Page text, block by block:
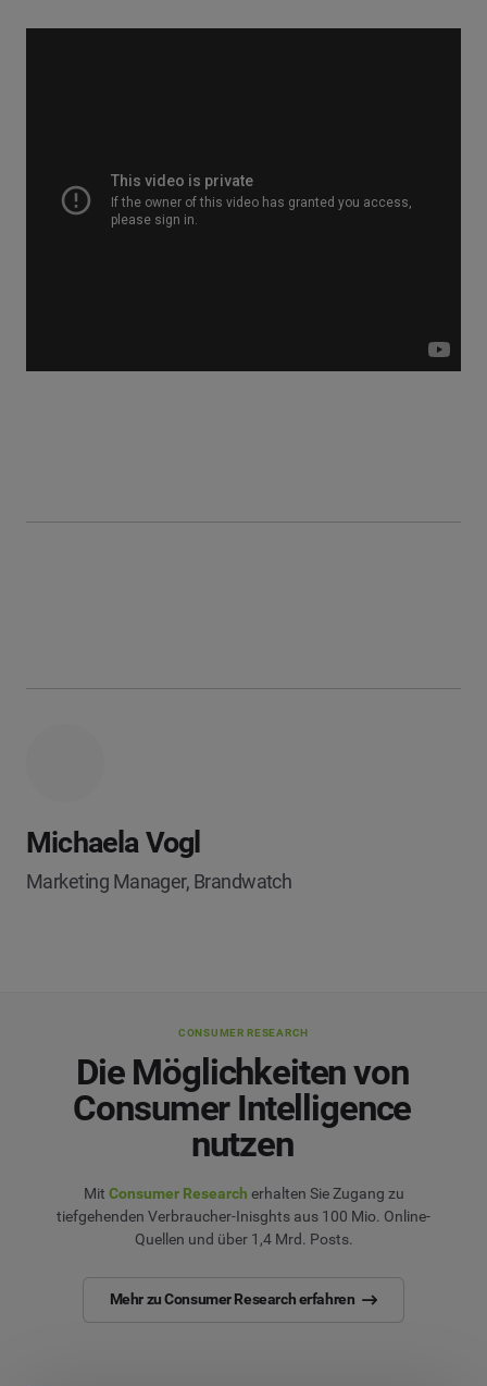
Michaela Vogl
Marketing Manager, Brandwatch
CONSUMER RESEARCH
Die Möglichkeiten von
Consumer Intelligence
nutzen
Mit Consumer Research erhalten Sie Zugang zu
tiefgehenden Verbraucher-Inisghts aus 100 Mio. Online-
Quellen und über 1,4 Mrd. Posts.
Mehr zu Consumer Research erfahren